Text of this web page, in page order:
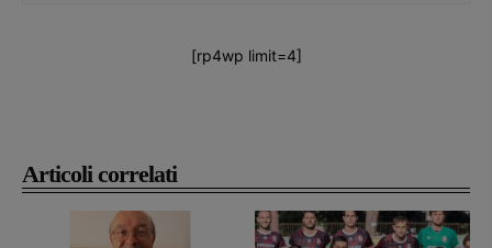
Articoli correlati
[rp4wp limit=4]